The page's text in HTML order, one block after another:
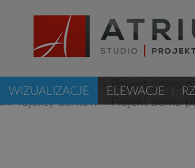
WIZUALIZACJE ELEWACJE